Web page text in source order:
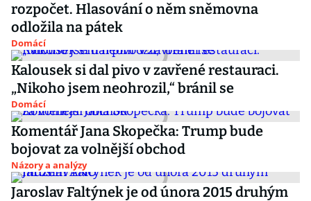
rozpočet. Hlasování o něm sněmovna
odložila na pátek
Domácí
Kalousek si dal pivo v zavřené restauraci.
„Nikoho jsem neohrozil,“ bránil se
Domácí
Komentář Jana Skopečka: Trump bude
bojovat za volnější obchod
Názory a analýzy
Jaroslav Faltýnek je od února 2015 druhým